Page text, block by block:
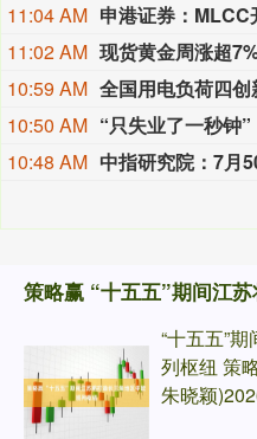
11:04 AM
11:02 AM
10:59 AM
10:50 AM “只失业了一秒钟
10:48 AM 中指研究院：7月
“十五五”
列枢纽 策
朱晓颖